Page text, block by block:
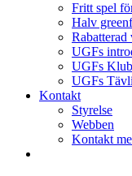
Fritt spel
Halv
Rabatterad
UGFs
UGFs
UGFs
Kontakt
Styrelse
Webben
Kontakt